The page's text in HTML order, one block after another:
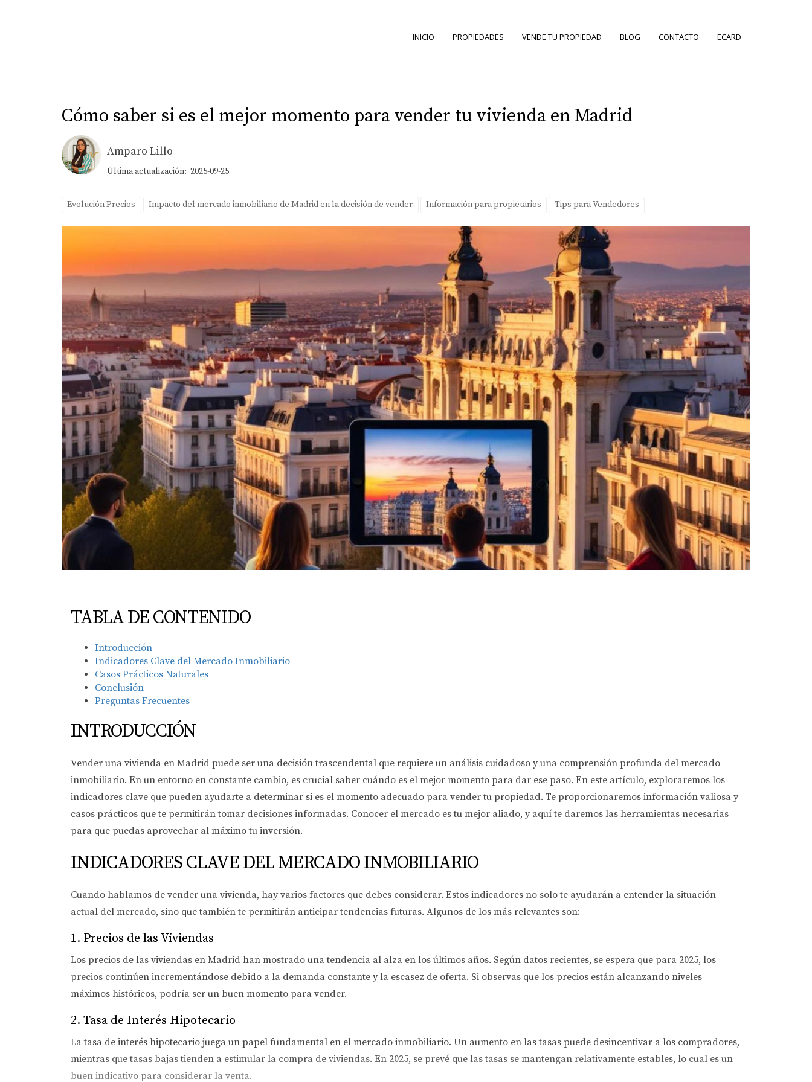
INICIO PROPIEDADES VENDE TU PROPIEDAD BLOG CONTACTO ECARD
Cómo saber si es el mejor momento para vender tu vivienda en Madrid
Amparo Lillo
Última actualización: 2025-09-25
Evolución Precios Impacto del mercado inmobiliario de Madrid en la decisión de vender Información para propietarios Tips para Vendedores
TABLA DE CONTENIDO
Introducción
Indicadores Clave del Mercado Inmobiliario
Casos Prácticos Naturales
Conclusión
Preguntas Frecuentes
INTRODUCCIÓN
Vender una vivienda en Madrid puede ser una decisión trascendental que requiere un análisis cuidadoso y una comprensión profunda del mercado
inmobiliario. En un entorno en constante cambio, es crucial saber cuándo es el mejor momento para dar ese paso. En este artículo, exploraremos los
indicadores clave que pueden ayudarte a determinar si es el momento adecuado para vender tu propiedad. Te proporcionaremos información valiosa y
casos prácticos que te permitirán tomar decisiones informadas. Conocer el mercado es tu mejor aliado, y aquí te daremos las herramientas necesarias
para que puedas aprovechar al máximo tu inversión.
INDICADORES CLAVE DEL MERCADO INMOBILIARIO
Cuando hablamos de vender una vivienda, hay varios factores que debes considerar. Estos indicadores no solo te ayudarán a entender la situación
actual del mercado, sino que también te permitirán anticipar tendencias futuras. Algunos de los más relevantes son:
1. Precios de las Viviendas
Los precios de las viviendas en Madrid han mostrado una tendencia al alza en los últimos años. Según datos recientes, se espera que para 2025, los
precios continúen incrementándose debido a la demanda constante y la escasez de oferta. Si observas que los precios están alcanzando niveles
máximos históricos, podría ser un buen momento para vender.
2. Tasa de Interés Hipotecario
La tasa de interés hipotecario juega un papel fundamental en el mercado inmobiliario. Un aumento en las tasas puede desincentivar a los compradores,
mientras que tasas bajas tienden a estimular la compra de viviendas. En 2025, se prevé que las tasas se mantengan relativamente estables, lo cual es un
buen indicativo para considerar la venta.